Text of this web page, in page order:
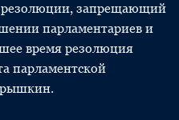
запрещающий
парламентариев и
время резолюция
парламентской